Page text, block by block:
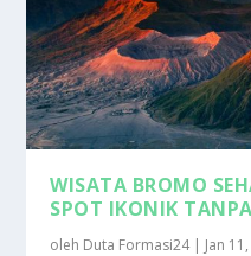
WISATA BROMO
SPOT IKONIK
oleh Duta Formasi24| Jan